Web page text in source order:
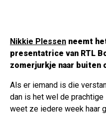
Nikkie Plessen neemt
presentatrice van RTL
zomerjurkje naar buiten
Als er iemand is die
dan is het wel de
weet ze iedere week haar